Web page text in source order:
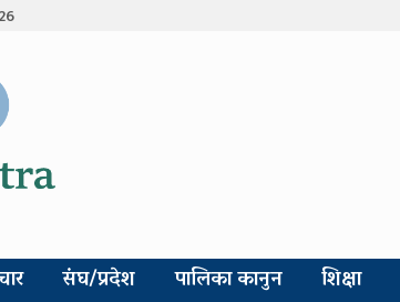
संघ/प्रदेश पालिका कानुन शिक्षा